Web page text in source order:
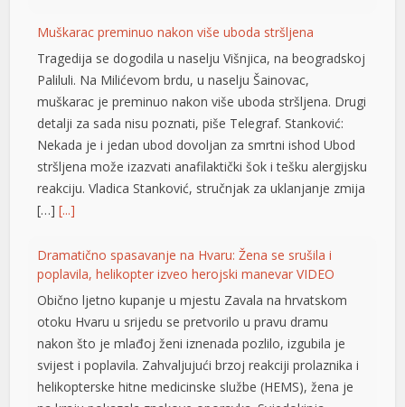
Muškarac preminuo nakon više uboda stršljena
Tragedija se dogodila u naselju Višnjica, na beogradskoj
Paliluli. Na Milićevom brdu, u naselju Šainovac,
muškarac je preminuo nakon više uboda stršljena. Drugi
detalji za sada nisu poznati, piše Telegraf. Stanković:
Nekada je i jedan ubod dovoljan za smrtni ishod Ubod
stršljena može izazvati anafilaktički šok i tešku alergijsku
reakciju. Vladica Stanković, stručnjak za uklanjanje zmija
[…][...]
Dramatično spasavanje na Hvaru: Žena se srušila i
poplavila, helikopter izveo herojski manevar VIDEO
Obično ljetno kupanje u mjestu Zavala na hrvatskom
otoku Hvaru u srijedu se pretvorilo u pravu dramu
nakon što je mlađoj ženi iznenada pozlilo, izgubila je
svijest i poplavila. Zahvaljujući brzoj reakciji prolaznika i
helikopterske hitne medicinske službe (HEMS), žena je